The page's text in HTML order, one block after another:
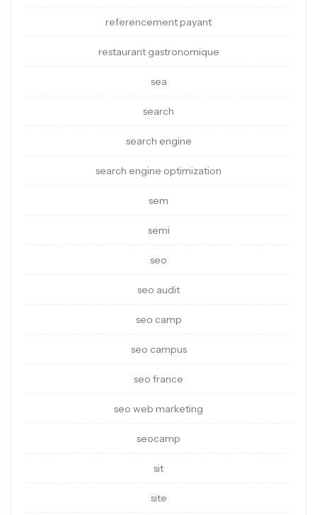
referencement payant
restaurant gastronomique
sea
search
search engine
search engine optimization
sem
semi
seo
seo audit
seo camp
seo campus
seo france
seo web marketing
seocamp
sit
site